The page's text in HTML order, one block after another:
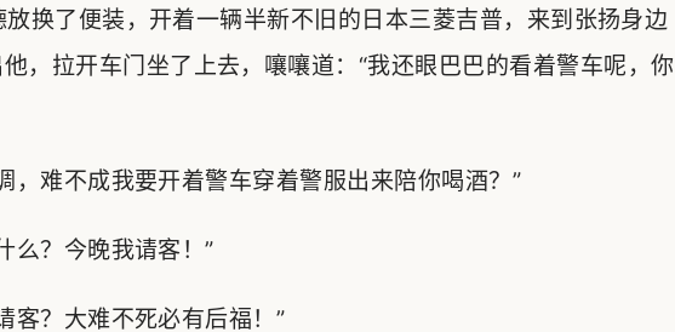
换了便装，开着一辆半新不旧的日本三菱吉普，来到张扬身边
，拉开车门坐了上去，嚷嚷道：“我还眼巴巴的看着警车呢，你
难不成我要开着警车穿着警服出来陪你喝酒？”
么？今晚我请客！”
？大难不死必有后福！”